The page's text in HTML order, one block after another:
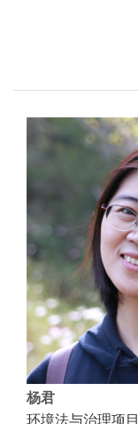
杨君
环境法与治理项